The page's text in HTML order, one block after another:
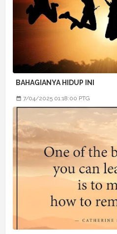
BAHAGIANYA HIDUP INI
7/04/2025 01:18:00 PTG